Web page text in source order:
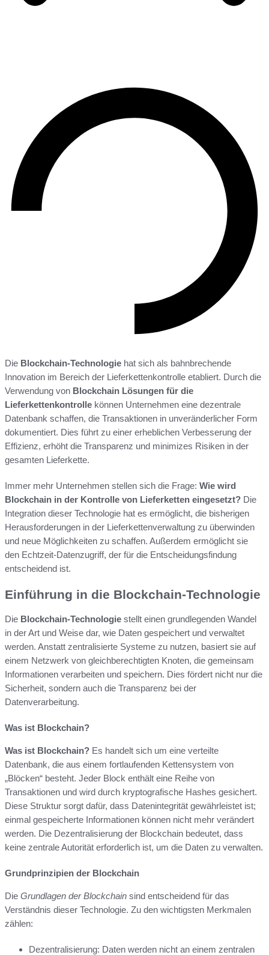
Die Blockchain-Technologie hat sich als bahnbrechende
Innovation im Bereich der Lieferkettenkontrolle etabliert. Durch die
Verwendung von Blockchain Lösungen für die
Lieferkettenkontrolle können Unternehmen eine dezentrale
Datenbank schaffen, die Transaktionen in unveränderlicher Form
dokumentiert. Dies führt zu einer erheblichen Verbesserung der
Effizienz, erhöht die Transparenz und minimizes Risiken in der
gesamten Lieferkette.
Immer mehr Unternehmen stellen sich die Frage: Wie wird
Blockchain in der Kontrolle von Lieferketten eingesetzt? Die
Integration dieser Technologie hat es ermöglicht, die bisherigen
Herausforderungen in der Lieferkettenverwaltung zu überwinden
und neue Möglichkeiten zu schaffen. Außerdem ermöglicht sie
den Echtzeit-Datenzugriff, der für die Entscheidungsfindung
entscheidend ist.
Einführung in die Blockchain-Technologie
Die Blockchain-Technologie stellt einen grundlegenden Wandel
in der Art und Weise dar, wie Daten gespeichert und verwaltet
werden. Anstatt zentralisierte Systeme zu nutzen, basiert sie auf
einem Netzwerk von gleichberechtigten Knoten, die gemeinsam
Informationen verarbeiten und speichern. Dies fördert nicht nur die
Sicherheit, sondern auch die Transparenz bei der
Datenverarbeitung.
Was ist Blockchain?
Was ist Blockchain? Es handelt sich um eine verteilte
Datenbank, die aus einem fortlaufenden Kettensystem von
„Blöcken“ besteht. Jeder Block enthält eine Reihe von
Transaktionen und wird durch kryptografische Hashes gesichert.
Diese Struktur sorgt dafür, dass Datenintegrität gewährleistet ist;
einmal gespeicherte Informationen können nicht mehr verändert
werden. Die Dezentralisierung der Blockchain bedeutet, dass
keine zentrale Autorität erforderlich ist, um die Daten zu verwalten.
Grundprinzipien der Blockchain
Die Grundlagen der Blockchain sind entscheidend für das
Verständnis dieser Technologie. Zu den wichtigsten Merkmalen
zählen:
Dezentralisierung: Daten werden nicht an einem zentralen